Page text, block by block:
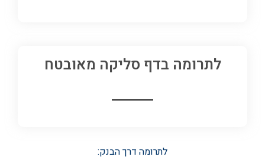
לתרומה בדף סליקה מאובטח
לתרומה דרך הבנק: